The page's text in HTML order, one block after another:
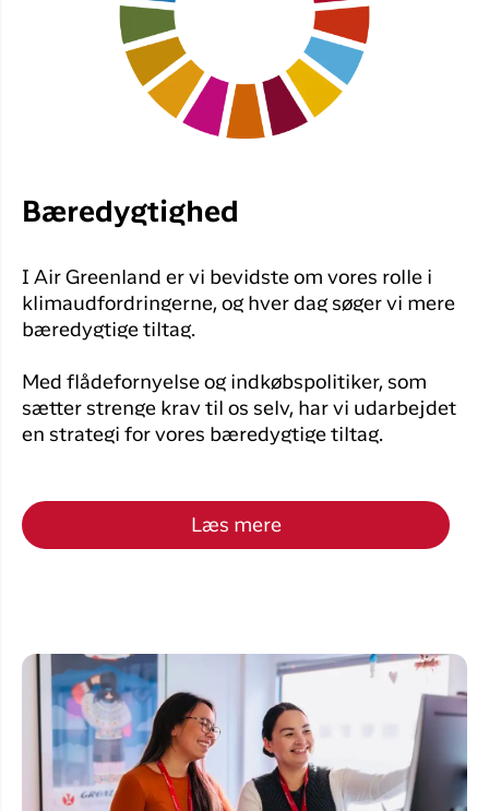
Bæredygtighed
I Air Greenland er vi bevidste om vores rolle i
klimaudfordringerne, og hver dag søger vi mere
bæredygtige tiltag.
Med flådefornyelse og indkøbspolitiker, som
sætter strenge krav til os selv, har vi udarbejdet
en strategi for vores bæredygtige tiltag.
Læs mere